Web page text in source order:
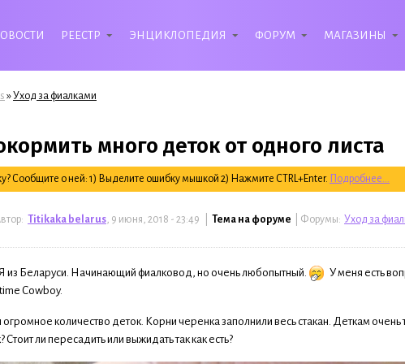
РЕЕСТР ЭНЦИКЛОПЕДИЯ ФОРУМ МАГАЗИНЫ
» Уход за фиалками
много деток от одного листа
Сообщите о ней: 1) Выделите ошибку мышкой 2) Нажмите CTRL+Enter. Подробнее...
Titikaka belarus , 9 июня, 2018 - 23:49 | Тема на форуме | Форумы: Уход за
из Беларуси. Начинающий фиалковод, но очень любопытный.
У меня есть
Cowboy.
огромное количество деток. Корни черенка заполнили весь стакан. Деткам
ли пересадить или выжидать так как есть?